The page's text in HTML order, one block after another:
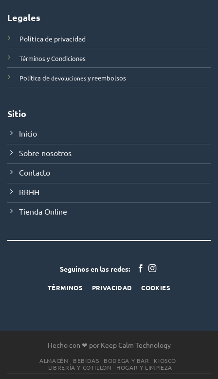
Legales
Política de privacidad
Términos y Condiciones
Política dedevolucionesy reembolsos
Sitio
Inicio
Sobre nosotros
Contacto
RRHH
Tienda Online
Seguinos en las redes:
TÉRMINOS PRIVACIDAD COOKIES
Hecho con ❤ por Keep Calm Technology
ALMACÉN BEBIDAS BODEGA Y BAR
KIOSCO
LIBRERÍA Y COTILLON
HOGAR Y LIMPIEZA